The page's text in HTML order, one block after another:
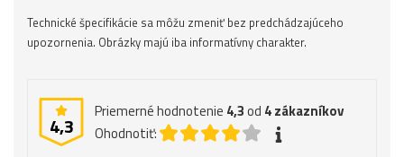
Technické špecifikácie sa môžu zmeniť bez predchádzajúceho
upozornenia. Obrázky majú iba informatívny charakter.
4,3
Priemerné hodnotenie 4,3od 4zákazníkov
Ohodnotiť: